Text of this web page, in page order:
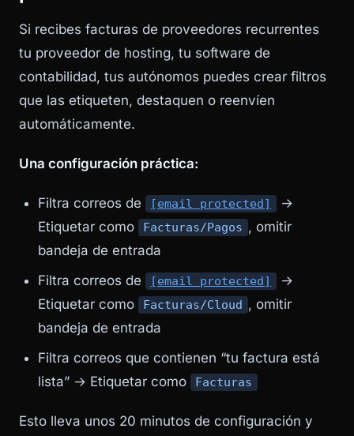
Si recibes facturas de proveedores recurrentes
tu proveedor de hosting, tu software de
contabilidad, tus autónomos puedes crear filtros
que las etiqueten, destaquen o reenvíen
automáticamente.
Una configuración práctica:
Filtra correos de [email protected]
→
Etiquetar como
Facturas/Pagos , omitir
bandeja de entrada
Filtra correos de
[email protected]
→
Etiquetar como
Facturas/Cloud , omitir
bandeja de entrada
Filtra correos que contienen “tu factura está
lista” → Etiquetar como
Facturas
Esto lleva unos 20 minutos de configuración y